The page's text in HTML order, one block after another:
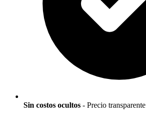
Sin costos ocultos - Precio transparente